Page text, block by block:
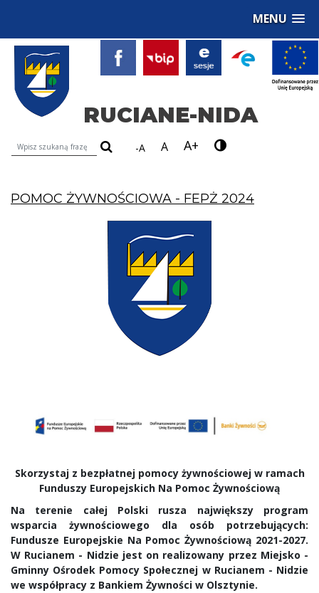
MENU
RUCIANE-NIDA
Wyszukiwarka treści na stronie
-A A A+
POMOC ŻYWNOŚCIOWA - FEPŻ 2024
Skorzystaj z bezpłatnej pomocy żywnościowej w ramach
Funduszy Europejskich Na Pomoc Żywnościową
Na terenie całej Polski rusza największy program
wsparcia żywnościowego dla osób potrzebujących:
Fundusze Europejskie Na Pomoc Żywnościową 2021-2027.
W Rucianem - Nidzie jest on realizowany przez Miejsko -
Gminny Ośrodek Pomocy Społecznej w Rucianem - Nidzie
we współpracy z Bankiem Żywności w Olsztynie.